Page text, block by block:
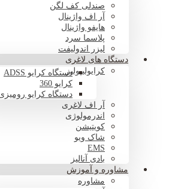
صندلی کف لگن
آر اف واژینال
هایفو واژینال
پلاسما سرد
لیزر اندولیفت
دستگاه های لاغری
کرایولیپولیزدستگاه کرایو ADSS
کرایو 360
دستگاه کرایو
آر اف لاغری
اندرمولوژی
کویتیشن
شاک ویو
EMS
بادی آنالیز
مشاوره و آموزش
مشاوره